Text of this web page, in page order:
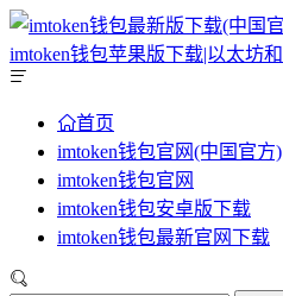
首页
imtoken钱包官网(中国官方)
imtoken钱包官网
imtoken钱包安卓版下载
imtoken钱包最新官网下载